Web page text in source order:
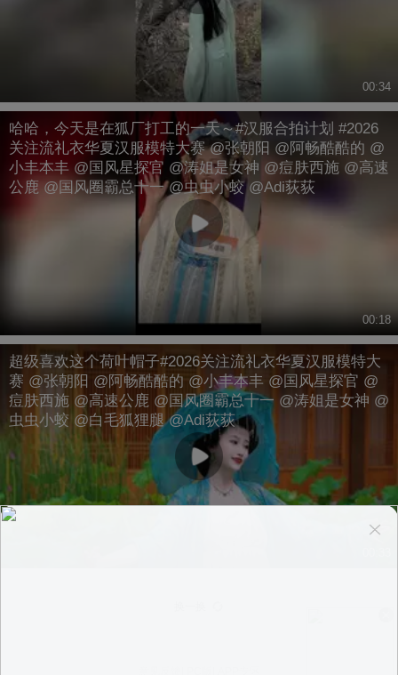
00:34
哈哈，今天是在狐厂打工的一天～#汉服合拍计划 #2026
关注流礼衣华夏汉服模特大赛 @张朝阳 @阿畅酷酷的 @
小丰本丰 @国风星探官 @涛姐是女神 @痘肤西施 @高速
公鹿 @国风圈霸总十一 @虫虫小蛟 @Adi荻荻
00:18
超级喜欢这个荷叶帽子#2026关注流礼衣华夏汉服模特大
赛 @张朝阳 @阿畅酷酷的 @小丰本丰 @国风星探官 @
痘肤西施 @高速公鹿 @国风圈霸总十一 @涛姐是女神 @
虫虫小蛟 @白毛狐狸腿 @Adi荻荻